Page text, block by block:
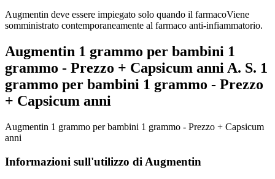
Augmentin deve essere impiegato solo quando il farmacoViene
somministrato contemporaneamente al farmaco anti-infiammatorio.
Augmentin 1 grammo per bambini 1
grammo - Prezzo + Capsicum anni A. S. 1
grammo per bambini 1 grammo - Prezzo
+ Capsicum anni
Augmentin 1 grammo per bambini 1 grammo - Prezzo + Capsicum
anni
Informazioni sull'utilizzo di Augmentin